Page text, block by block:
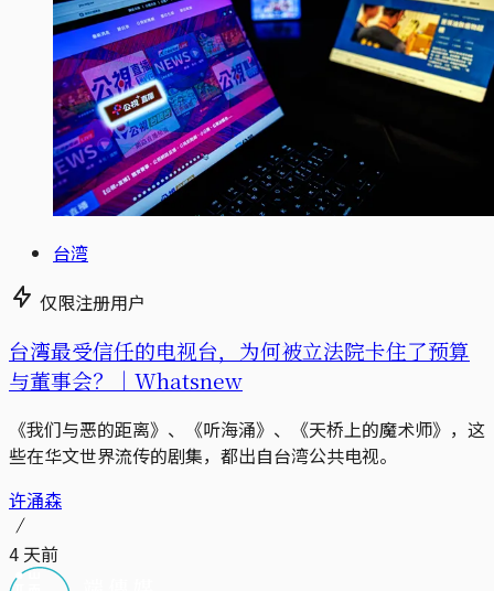
台湾
仅限注册用户
台湾最受信任的电视台，为何被立法院卡住了预算
与董事会？｜Whatsnew
《我们与恶的距离》、《听海涌》、《天桥上的魔术师》，这
些在华文世界流传的剧集，都出自台湾公共电视。
许涌森
4 天前